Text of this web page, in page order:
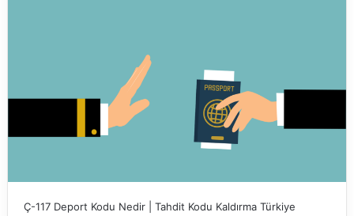
Ç-117 Deport Kodu Nedir | Tahdit Kodu Kaldırma Türkiye